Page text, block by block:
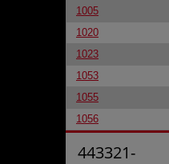
1005
1020
1023
1053
1055
1056
443321-